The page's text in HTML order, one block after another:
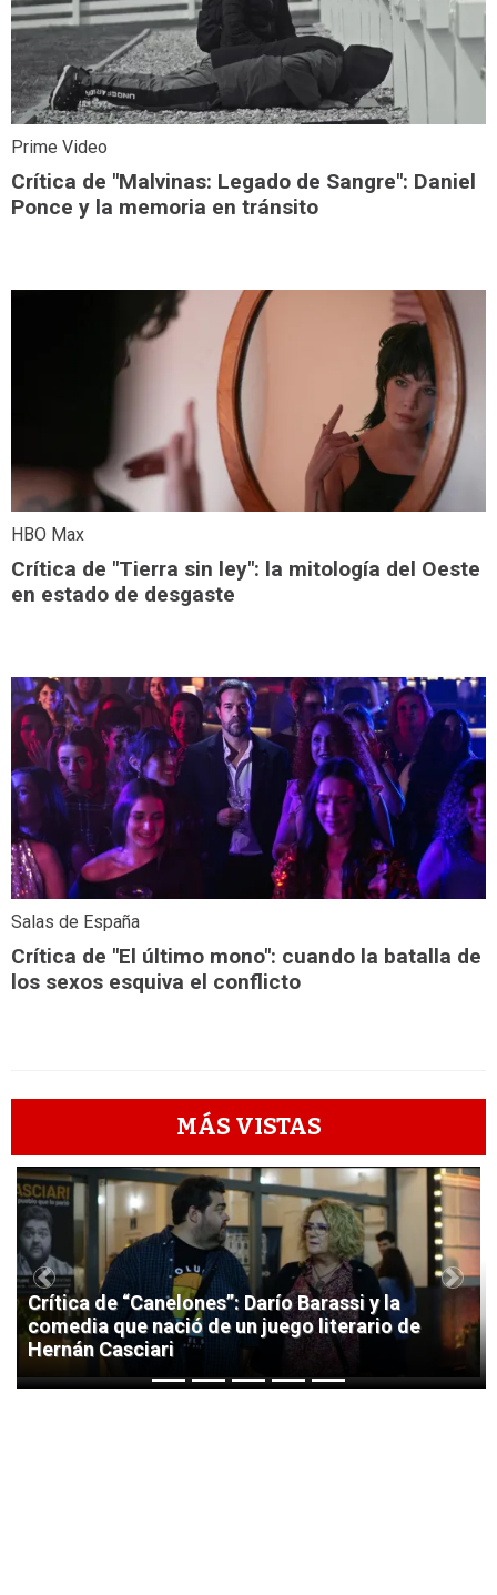
Prime Video
Crítica de "Malvinas: Legado de Sangre": Daniel
Ponce y la memoria en tránsito
HBO Max
Crítica de "Tierra sin ley": la mitología del Oeste
en estado de desgaste
Salas de España
Crítica de "El último mono": cuando la batalla de
los sexos esquiva el conflicto
MÁS VISTAS
1
Crítica de “Canelones”: Darío Barassi y la
comedia que nació de un juego literario de
Hernán Casciari
Previous Next